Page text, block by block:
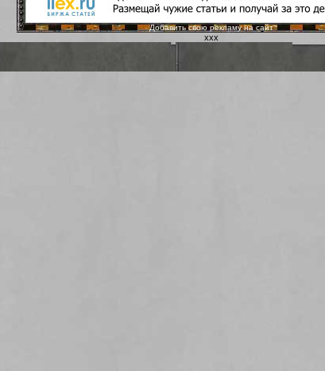
Добавить свою рекламу на сайт
ххх